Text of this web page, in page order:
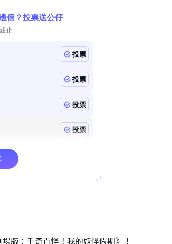
版：千奇百怪！我的妖怪假期》！